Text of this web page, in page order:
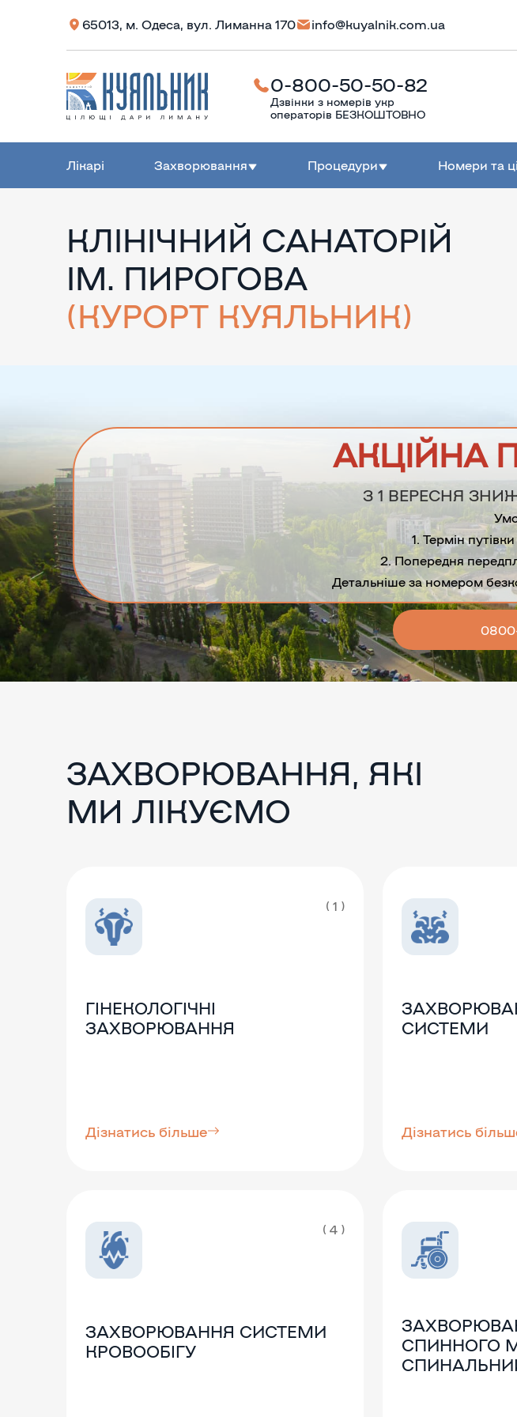
65013, м. Одеса, вул. Лиманна 170 info@kuyalnik.com.ua
0-800-50-50-82
Дзвінки з номерів укр
операторів БЕЗКОШТОВНО
Лікарі Захворювання Процедури Номери та
КЛІНІЧНИЙ САНАТОРІЙ
ІМ. ПИРОГОВА
(КУРОРТ КУЯЛЬНИК)
АКЦІЙНА
З 1 ВЕРЕСНЯ
1. Термін
2. Попередня
Детальніше за номером
ЗАХВОРЮВАННЯ, ЯКІ
МИ ЛІКУЄМО
( 1 )
ГІНЕКОЛОГІЧНІ
ЗАХВОРЮВАННЯ
Дізнатись більше
СИСТЕМИ
Дізнатись
( 4 )
ЗАХВОРЮВАННЯ СИСТЕМИ
КРОВООБІГУ
СПИННОГО